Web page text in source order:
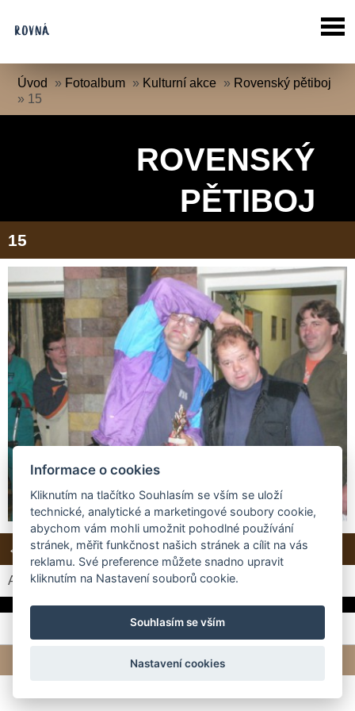
Úvod » Fotoalbum » Kulturní akce » Rovenský pětiboj
» 15
ROVENSKÝ
PĚTIBOJ
15
← Předchozí Další → Zpět do složky
Automatické procházení: 3|4|5| 6|7(čas ve vteřinách)
© 2026 eStránky.cz | Tvorba webových stránek
Informace o cookies
Kliknutím na tlačítko Souhlasím se vším se uloží
technické, analytické a marketingové soubory cookie,
abychom vám mohli umožnit pohodlné používání
stránek, měřit funkčnost našich stránek a cílit na vás
reklamu. Své preference můžete snadno upravit
kliknutím na Nastavení souborů cookie.
Souhlasím se vším
Nastavení cookies